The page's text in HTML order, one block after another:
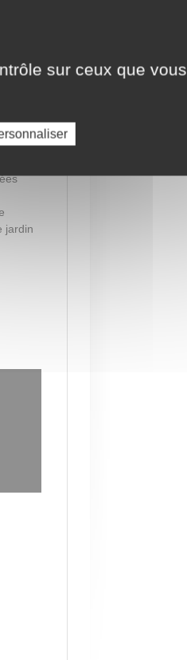
et
à vélo
de
jardin
sur ceux que vous